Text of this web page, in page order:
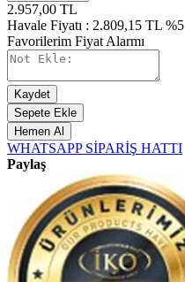
2.957,00 TL
Havale Fiyatı : 2.809,15 TL %5
Favorilerim Fiyat Alarmı
Kaydet
Sepete Ekle
Hemen Al
WHATSAPP SİPARİŞ HATTI
Paylaş